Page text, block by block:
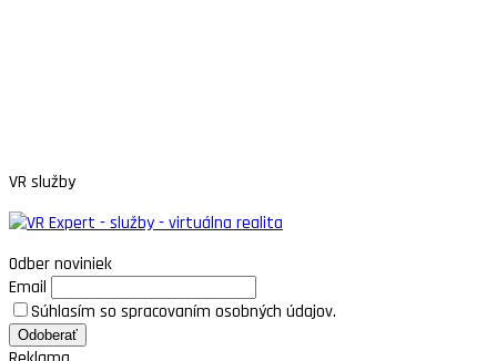
VR služby
Odber noviniek
Email
Súhlasím so spracovaním osobných údajov.